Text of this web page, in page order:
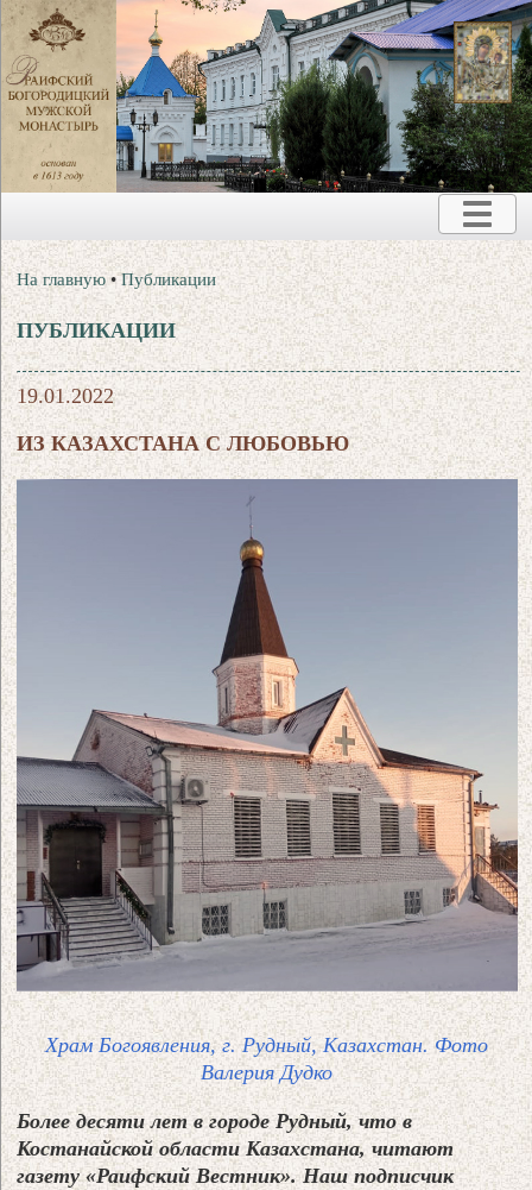
На главную •Публикации
ПУБЛИКАЦИИ
19.01.2022
ИЗ КАЗАХСТАНА С ЛЮБОВЬЮ
Храм Богоявления, г. Рудный, Казахстан. Фото
Валерия Дудко
Более десяти лет в городе Рудный, что в
Костанайской области Казахстана, читают
газету «Раифский Вестник». Наш подписчик